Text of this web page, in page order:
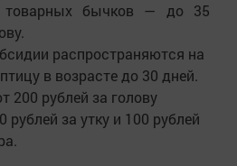
товарных бычков — до 35
распространяются на
в возрасте до 30 дней.
рублей за голову
рублей за утку и 100 рублей